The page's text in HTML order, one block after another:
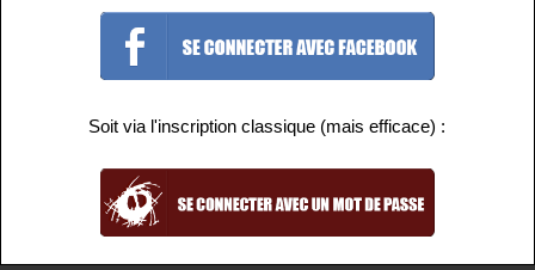
Soit via l'inscription classique (mais efficace) :